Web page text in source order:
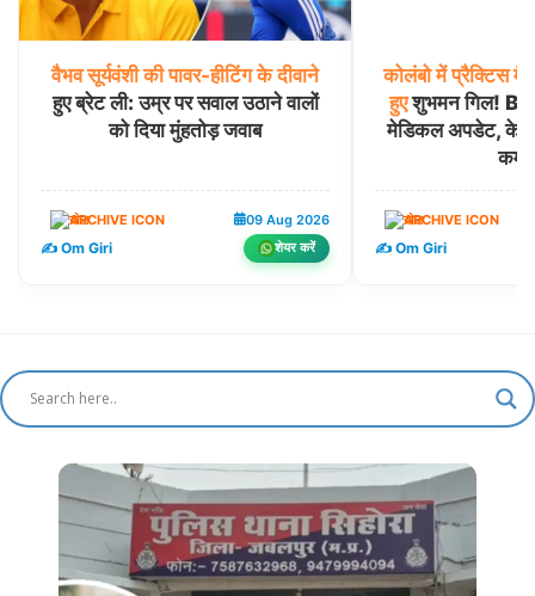
वैभव सूर्यवंशी की पावर-हीटिंग के दीवाने
हुए ब्रेट ली: उम्र पर सवाल उठाने वालों
को दिया मुंहतोड़ जवाब
खेल 09 Aug 2026
✍️ Om Giri शेयर करें
कोलंबो में प्रैक्टिस
हुएशुभमन गिल!
मेडिकल अपडेट,
खेल
✍️ Om Giri